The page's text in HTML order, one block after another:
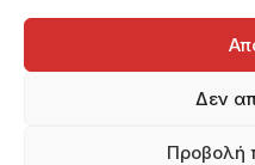
Δεν
Προβολή
Στείλε μας email
info@filmandtheater.gr
Copyright 2026